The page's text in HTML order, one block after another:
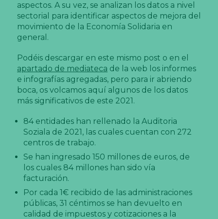
aspectos. A su vez, se analizan los datos a nivel
sectorial para identificar aspectos de mejora del
movimiento de la Economía Solidaria en
general.
Podéis descargar en este mismo post o en el
apartado de mediateca de la web los informes
e infografías agregadas, pero para ir abriendo
boca, os volcamos aquí algunos de los datos
más significativos de este 2021.
84 entidades han rellenado la Auditoria
Soziala de 2021, las cuales cuentan con 272
centros de trabajo.
Se han ingresado 150 millones de euros, de
los cuales 84 millones han sido vía
facturación.
Por cada 1€ recibido de las administraciones
públicas, 31 céntimos se han devuelto en
calidad de impuestos y cotizaciones a la